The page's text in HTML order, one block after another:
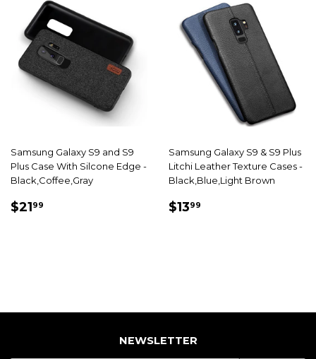
Samsung Galaxy S9 and S9
Plus Case With Silcone Edge -
Black,Coffee,Gray
PRIX
$2199
Samsung Galaxy S9 & S9 Plus
Litchi Leather Texture Cases -
Black,Blue,Light Brown
PRIX
$1399
NEWSLETTER